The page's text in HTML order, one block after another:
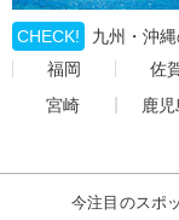
CHECK!
九州・沖
福岡
佐
宮崎
鹿児
今注目のスポ